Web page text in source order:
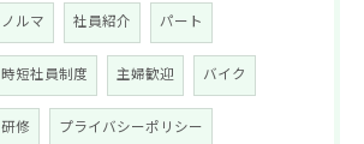
ノルマ 社員紹介 パート
時短社員制度 主婦歓迎 バイク
研修 プライバシーポリシー